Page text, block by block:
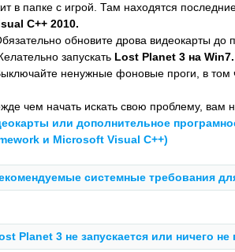
в папке с игрой. Там находятся
C++ 2010.
обновите дрова видеокарты до
запускать Lost Planet 3 на Win7.
ненужные фоновые проги, в том
чем начать искать свою проблему, вам
или дополнительное
и Microsoft Visual C++)
системные требования
Planet 3 не запускается или ничего